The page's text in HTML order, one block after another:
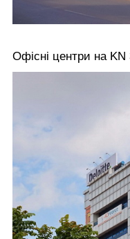
Офісні центри на KN